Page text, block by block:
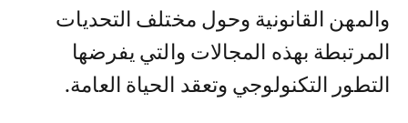
والمهن القانونية وحول مختلف التحديات
المرتبطة بهذه المجالات والتي يفرضها
التطور التكنولوجي وتعقد الحياة العامة.